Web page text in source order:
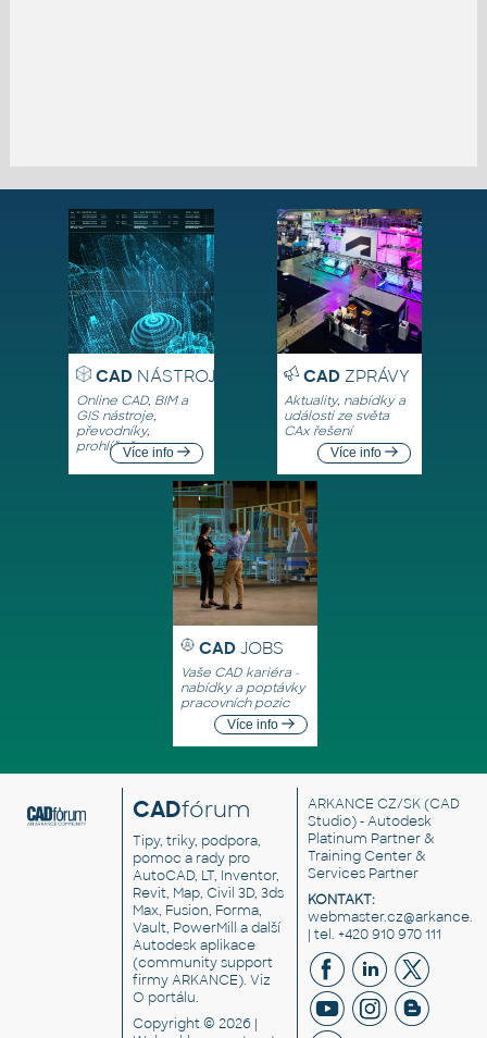
CADNÁSTROJE
Online CAD, BIM a
GIS nástroje,
převodníky,
prohlížečeVíce info
CADZPRÁVY
Aktuality, nabídky a
události ze světa
CAx řešení
Více info
CAD JOBS
Vaše CAD kariéra -
nabídky a poptávky
pracovních pozic
Více info
CADfórum
Tipy, triky, podpora,
pomoc a rady pro
AutoCAD, LT, Inventor,
Revit, Map, Civil 3D, 3ds
Max, Fusion, Forma,
Vault, PowerMill a další
Autodesk aplikace
(community support
firmy ARKANCE). Viz
O portálu.
Copyright © 2026 |
ARKANCE CZ/SK(CAD
Studio) - Autodesk
Platinum Partner &
Training Center &
Services Partner
KONTAKT:
| tel. +420 910 970 111